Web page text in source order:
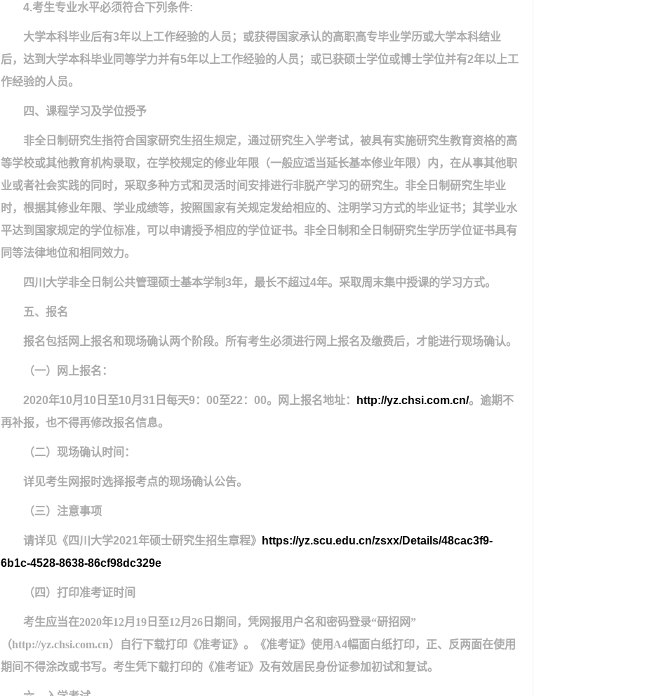
4.考生专业水平必须符合下列条件:
大学本科毕业后有3年以上工作经验的人员；或获得国家承认的高职高专毕业学历或大学本科结业
后，达到大学本科毕业同等学力并有5年以上工作经验的人员；或已获硕士学位或博士学位并有2年以上工
作经验的人员。
四、课程学习及学位授予
非全日制研究生指符合国家研究生招生规定，通过研究生入学考试，被具有实施研究生教育资格的高
等学校或其他教育机构录取，在学校规定的修业年限（一般应适当延长基本修业年限）内，在从事其他职
业或者社会实践的同时，采取多种方式和灵活时间安排进行非脱产学习的研究生。非全日制研究生毕业
时，根据其修业年限、学业成绩等，按照国家有关规定发给相应的、注明学习方式的毕业证书；其学业水
平达到国家规定的学位标准，可以申请授予相应的学位证书。非全日制和全日制研究生学历学位证书具有
同等法律地位和相同效力。
四川大学非全日制公共管理硕士基本学制3年，最长不超过4年。采取周末集中授课的学习方式。
五、报名
报名包括网上报名和现场确认两个阶段。所有考生必须进行网上报名及缴费后，才能进行现场确认。
（一）网上报名：
2020年10月 10 日至10月 31 日每天9： 00至22 ： 00。网上报名地址： http://yz.chsi.com.cn/。逾期不
再补报，也不得再修改报名信息。
（二）现场确认时间：
详见考生网报时选择报考点的现场确认公告。
（三）注意事项
请详见《四川大学2021年硕士研究生招生章程》
https://yz.scu.edu.cn/zsxx/Details/48cac3f9-
6b1c-4528-8638-86cf98dc329e
（四）打印准考证时间
考生应当在2020年12月 19 日至12月 26 日期间，凭网报用户名和密码登录“研招网”
（http://yz.chsi.com.cn）自行下载打印《准考证》。《准考证》使用 A4幅面白纸打印，正、反两面在使用
期间不得涂改或书写。考生凭下载打印的《准考证》及有效居民身份证参加初试和复试。